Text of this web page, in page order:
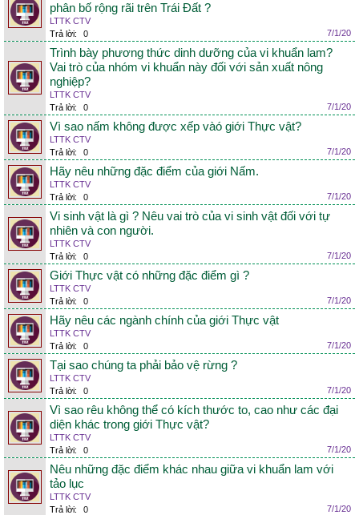
phân bố rộng rãi trên Trái Đất ?
LTTK CTV
Trả lời:
0 7/1/20
Trình bày phương thức dinh dưỡng của vi khuẩn lam?
Vai trò của nhóm vi khuẩn này đối với sản xuất nông
nghiệp?
LTTK CTV
Trả lời:
0 7/1/20
Vì sao nấm không được xếp vàó giới Thực vật?
LTTK CTV
Trả lời:
0 7/1/20
Hãy nêu những đặc điểm của giới Nấm.
LTTK CTV
Trả lời:
0 7/1/20
Vi sinh vật là gì ? Nêu vai trò của vi sinh vật đối với tự
nhiên và con người.
LTTK CTV
Trả lời:
0 7/1/20
Giới Thực vật có những đặc điểm gì ?
LTTK CTV
Trả lời:
0 7/1/20
Hãy nêu các ngành chính của giới Thực vật
LTTK CTV
Trả lời:
0 7/1/20
Tại sao chúng ta phải bảo vệ rừng ?
LTTK CTV
Trả lời:
0 7/1/20
Vì sao rêu không thể có kích thước to, cao như các đại
diện khác trong giới Thực vật?
LTTK CTV
Trả lời:
0 7/1/20
Nêu những đặc điểm khác nhau giữa vi khuẩn lam với
tảo lục
LTTK CTV
Trả lời:
0 7/1/20